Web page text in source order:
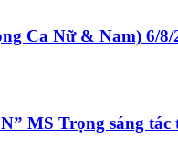
Ca Nữ & Nam) 6/8/
MS Trọng sáng tác